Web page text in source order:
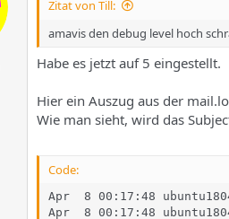
Zitat von Till:
amavis den debug level hoch
Habe es jetzt auf 5 eingestellt.
Hier ein Auszug aus der
Wie man sieht, wird das
Code:
Apr  8 00:17:48
Apr  8 00:17:48